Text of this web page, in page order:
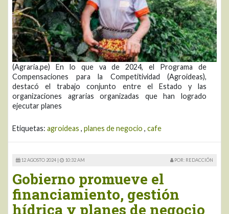
(Agraria.pe) En lo que va de 2024, el Programa de
Compensaciones para la Competitividad (Agroideas),
destacó el trabajo conjunto entre el Estado y las
organizaciones agrarias organizadas que han logrado
ejecutar planes
Etiquetas: agroideas , planes de negocio , cafe
12 AGOSTO 2024 | 10:32 AM POR: REDACCIÓN
Gobierno promueve el
financiamiento, gestión
hídrica y planes de negocio